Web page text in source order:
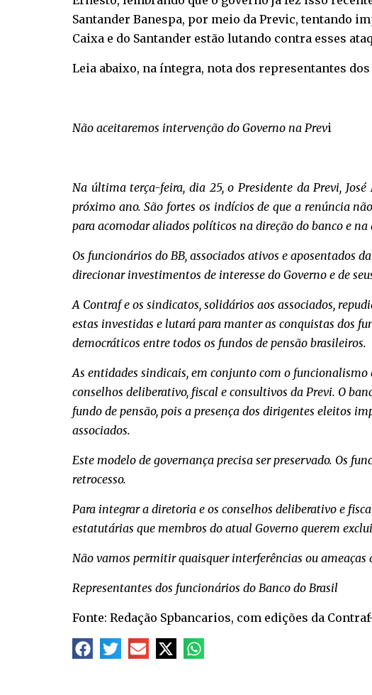
Santander Banespa, por meio da Previc, tentando
Caixa e do Santander estão lutando contra esses
Leia abaixo, na íntegra, nota dos representantes
Não aceitaremos intervenção do Governo na Previ
Na última terça-feira, dia 25, o Presidente da Previ,
próximo ano. São fortes os indícios de que a renúncia
para acomodar aliados políticos na direção do banco e na
Os funcionários do BB, associados ativos e aposentados
direcionar investimentos de interesse do Governo e de
A Contraf e os sindicatos, solidários aos associados,
estas investidas e lutará para manter as conquistas dos
democráticos entre todos os fundos de pensão brasileiros.
As entidades sindicais, em conjunto com o
conselhos deliberativo, fiscal e consultivos da Previ. O
fundo de pensão, pois a presença dos dirigentes eleitos
associados.
Este modelo de governança precisa ser preservado. Os
retrocesso.
Para integrar a diretoria e os conselhos deliberativo e
estatutárias que membros do atual Governo querem
Não vamos permitir quaisquer interferências ou ameaças
Representantes dos funcionários do Banco do Brasil
Fonte: Redação Spbancarios, com edições da